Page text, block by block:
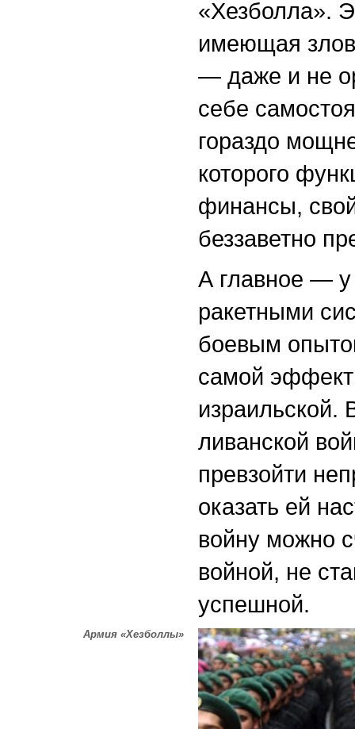
«Хезболла».
имеющая
— даже и не
себе
гораздо
которого
финансы,
беззаветно
А главное —
ракетными
боевым
самой
израильской.
ливанской
превзойти
оказать ей
войну можно
войной, не
успешной.
Армия «Хезболлы»